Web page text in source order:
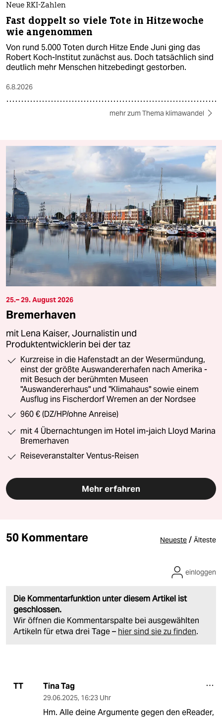
Neue RKI-Zahlen
Fast doppelt so viele Tote in Hitzewoche
wie angenommen
Von rund 5.000 Toten durch Hitze Ende Juni ging das
Robert Koch-Institut zunächst aus. Doch tatsächlich sind
deutlich mehr Menschen hitzebedingt gestorben.
6.8.2026
mehr zum Thema klimawandel
25.– 29. August 2026
Bremerhaven
mit Lena Kaiser, Journalistin und
Produktentwicklerin bei der taz
Kurzreise in die Hafenstadt an der Wesermündung,
einst der größte Auswandererhafen nach Amerika -
mit Besuch der berühmten Museen
"Auswandererhaus" und "Klimahaus" sowie einem
Ausflug ins Fischerdorf Wremen an der Nordsee
960 € (DZ/HP/ohne Anreise)
mit 4 Übernachtungen im Hotel im-jaich Lloyd Marina
Bremerhaven
Reiseveranstalter Ventus-Reisen
Mehr erfahren
50 Kommentare Neueste / Älteste
Die Kommentarfunktion unter diesem Artikel ist
geschlossen.
Wir öffnen die Kommentarspalte bei ausgewählten
Artikeln für etwa drei Tage – hier sind sie zu finden.
einloggen
TT Tina Tag
29.06.2025, 16:23 Uhr
Hm. Alle deine Argumente gegen den eReader,